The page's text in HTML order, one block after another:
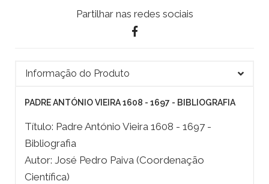
Partilhar nas redes sociais
Informação do Produto
PADRE ANTÓNIO VIEIRA 1608 - 1697 - BIBLIOGRAFIA
Título: Padre António Vieira 1608 - 1697 -
Bibliografia
Autor: José Pedro Paiva (Coordenação
Científica)